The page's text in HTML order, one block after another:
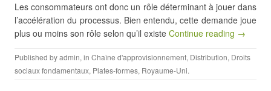
Les consommateurs ont donc un rôle déterminant à jouer dans
l’accélération du processus. Bien entendu, cette demande joue
plus ou moins son rôle selon qu’il existe Continue reading →
Published byadmin, in Chaîne d'approvisionnement, Distribution, Droits
sociaux fondamentaux, Plates-formes, Royaume-Uni.